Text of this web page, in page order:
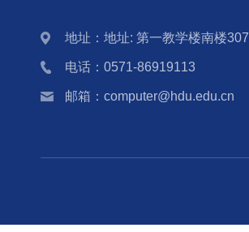
地址：地址: 第一教学楼南楼307
电话：0571-86919113
邮箱：computer@hdu.edu.cn